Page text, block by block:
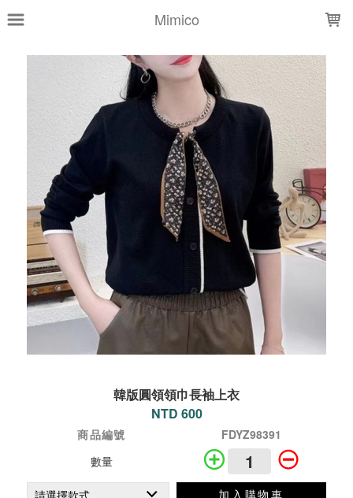
Mimico
韓版圓領領巾長袖上衣
NTD 600
商品編號
FDYZ98391
數量
加入購物車